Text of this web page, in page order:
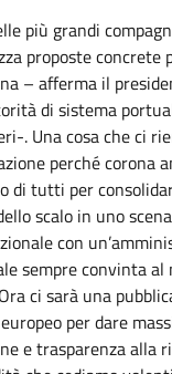
più grandi
proposte concrete
– afferma il
di sistema
. Una cosa che ci
perché corona
di tutti per
scalo in uno
con
sempre convinta al
ci sarà una
per dare
e trasparenza alla